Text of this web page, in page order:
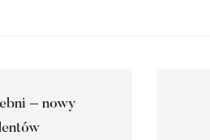
– nowy